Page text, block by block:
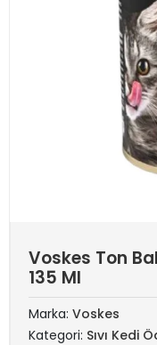
Voskes Ton
135 Ml
Marka: Voskes
Kategori: Sıvı Kedi